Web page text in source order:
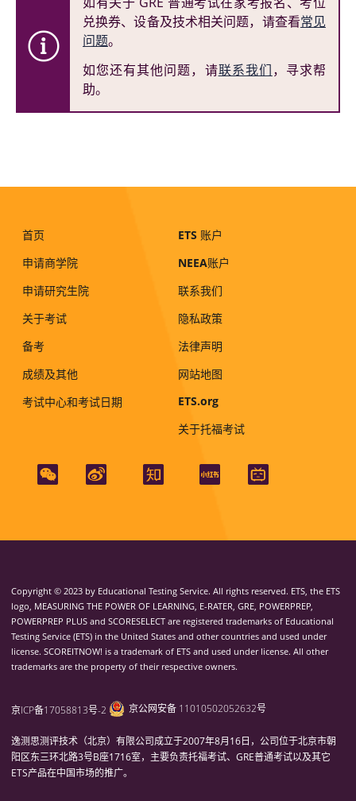
兑换券、设备及技术相关问题，请查看常见
问题。
如您还有其他问题，请联系我们，寻求帮
助。
首页
申请商学院
申请研究生院
关于考试
备考
成绩及其他
考试中心和考试日期
ETS 账户
NEEA账户
联系我们
隐私政策
法律声明
网站地图
ETS.org
关于托福考试
Copyright © 2023 by Educational Testing Service. All rights reserved. ETS, the ETS
logo, MEASURING THE POWER OF LEARNING, E-RATER, GRE, POWERPREP,
POWERPREP PLUS and SCORESELECT are registered trademarks of Educational
Testing Service (ETS) in the United States and other countries and used under
license. SCOREITNOW! is a trademark of ETS and used under license. All other
trademarks are the property of their respective owners.
京ICP备17058813号-2 京公网安备 11010502052632号
逸测思测评技术（北京）有限公司成立于2007年8月16日，公司位于北京市朝
阳区东三环北路3号B座1716室，主要负责托福考试、GRE普通考试以及其它
ETS产品在中国市场的推广。